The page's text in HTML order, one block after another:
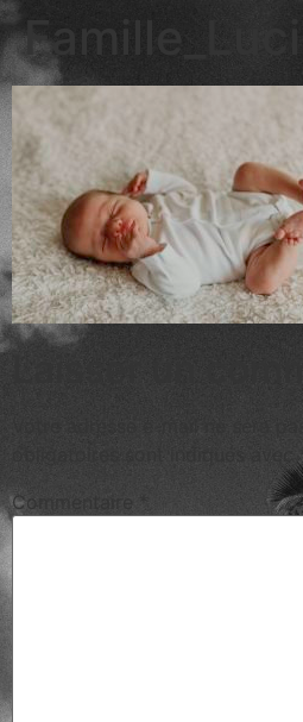
Laisser un
Votre adresse e-mail ne sera
obligatoires sont indiqués avec
Commentaire